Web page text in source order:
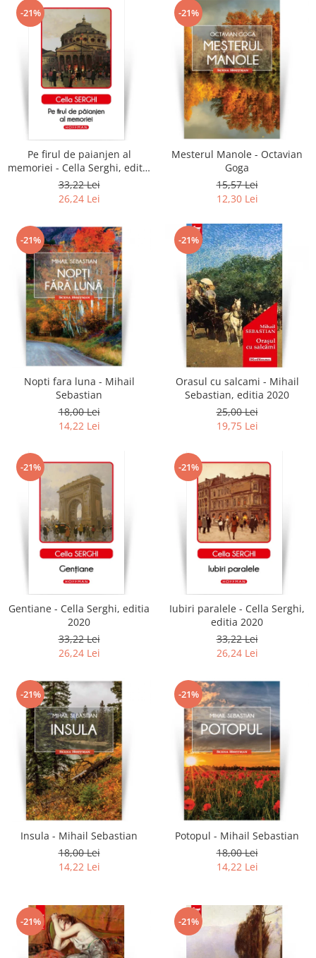
-21%
Pe firul de paianjen al
memoriei - Cella Serghi, editia
2020
33,22 Lei
26,24 Lei
-21%
Mesterul Manole - Octavian
Goga
15,57 Lei
12,30 Lei
-21%
Nopti fara luna - Mihail
Sebastian
18,00 Lei
14,22 Lei
-21%
Orasul cu salcami - Mihail
Sebastian, editia 2020
25,00 Lei
19,75 Lei
-21%
Gentiane - Cella Serghi, editia
2020
33,22 Lei
26,24 Lei
-21%
Iubiri paralele - Cella Serghi,
editia 2020
33,22 Lei
26,24 Lei
-21%
Insula - Mihail Sebastian
18,00 Lei
14,22 Lei
-21%
Potopul - Mihail Sebastian
18,00 Lei
14,22 Lei
-21% -21%